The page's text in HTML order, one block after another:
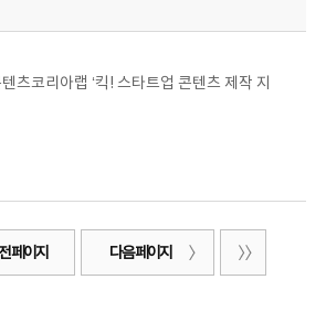
츠코리아랩 ‘킥! 스타트업 콘텐츠 제작 지
페이지 다음 페이지